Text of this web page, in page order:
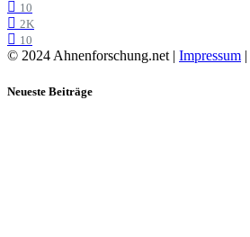
10
2K
10
© 2024 Ahnenforschung.net | Impressum |
Neueste Beiträge